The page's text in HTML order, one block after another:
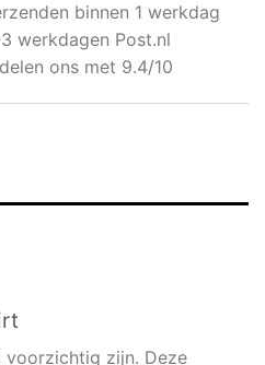
binnen 1 werkdag
werkdagen Post.nl
ons met 9.4/10
zijn. Deze